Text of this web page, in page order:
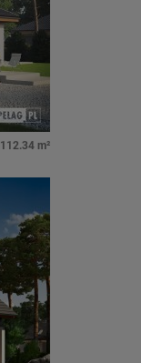
112.34 m²